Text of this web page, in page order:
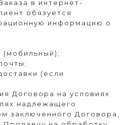
в интернет-
обязуется
информацию о
(мобильный);
(если
Договора на условиях
надлежащего
заключенного Договора,